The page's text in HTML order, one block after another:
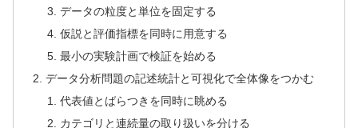
データの粒度と単位を固定する
仮説と評価指標を同時に用意する
最小の実験計画で検証を始める
データ分析問題の記述統計と可視化で全体像をつかむ
代表値とばらつきを同時に眺める
カテゴリと連続量の取り扱いを分ける